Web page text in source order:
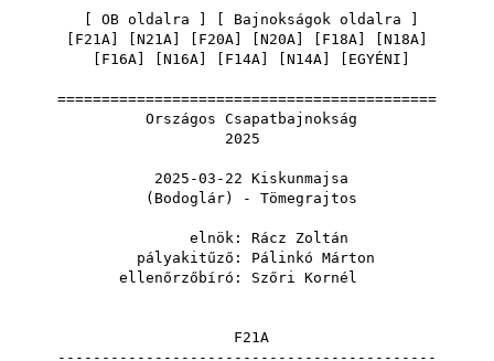
OB oldalra Bajnokságok oldalra
F21A N21A F20A N20A F18A N18A
F16A N16A F14A N14A EGYÉNI
===========================================
Országos Csapatbajnokság
2025
2025-03-22 Kiskunmajsa
(Bodoglár) - Tömegrajtos
elnök: Rácz Zoltán
pályakitűző: Pálinkó Márton
ellenőrzőbíró: Szőri Kornél
F21A
-------------------------------------------